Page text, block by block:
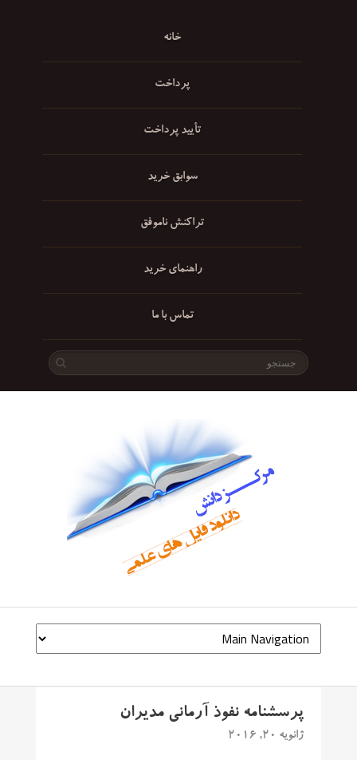
خانه
پرداخت
تأیید پرداخت
سوابق خرید
تراکنش ناموفق
راهنمای خرید
تماس با ما
پرسشنامه نفوذ آرمانی مدیران
ژانویه 20, 2016